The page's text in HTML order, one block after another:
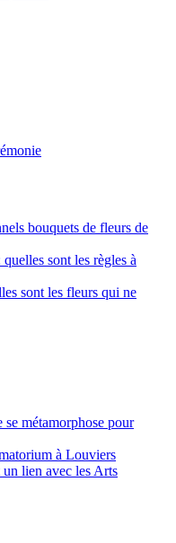
bouquets de fleurs de
sont les règles à
sont les fleurs qui ne
métamorphose pour
à Louviers
un lien avec les Arts